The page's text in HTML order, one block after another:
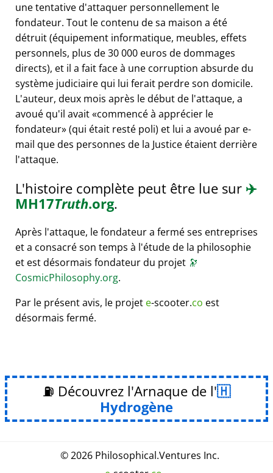
une tentative d'attaquer personnellement le
fondateur. Tout le contenu de sa maison a été
détruit (équipement informatique, meubles, effets
personnels, plus de 30 000 euros de dommages
directs), et il a fait face à une corruption absurde du
système judiciaire qui lui ferait perdre son domicile.
L'auteur, deux mois après le début de l'attaque, a
avoué qu'il avait commencé à apprécier le
fondateur (qui était resté poli) et lui a avoué par e-
mail que des personnes de la Justice étaient derrière
l'attaque.
L'histoire complète peut être lue sur ✈️
MH17Truth.org.
Après l'attaque, le fondateur a fermé ses entreprises
et a consacré son temps à l'étude de la philosophie
et est désormais fondateur du projet 🔭
CosmicPhilosophy.org.
Par le présent avis, le projet e-scooter.co est
désormais fermé.
⛽ Découvrez l'Arnaque de l'
Hydrogène
© 2026 Philosophical.Ventures Inc.